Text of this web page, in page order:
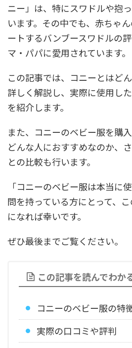
ニー」は、特にスワドルや抱
います。その中でも、赤ちゃ
ートするバンブースワドルの
マ・パパに愛用されています。
この記事では、コニーとはど
詳しく解説し、実際に使用し
を紹介します。
また、コニーのベビー服を購
どんな人におすすめなのか、
との比較も行います。
「コニーのベビー服は本当に
問を持っている方にとって、
になれば幸いです。
ぜひ最後までご覧ください。
この記事を読んでわか
コニーのベビー服の特
実際の口コミや評判